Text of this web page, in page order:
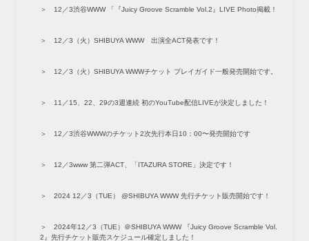
12／3渋谷WWW 「『Juicy Groove Scramble Vol.2』LIVE Photo掲載！
12／3（火）SHIBUYA WWW 出演全ACT発表です！
12／3（火）SHIBUYA WWWチケット プレイガイド一般発売開始です。
11／15、22、29の3週連続 初のYouTube配信LIVEが決定しました！
12／3渋谷WWWのチケット2次先行本日10：00〜発売開始です
12／3www 第二弾ACT、「ITAZURA STORE」決定です！
2024 12／3（TUE） @SHIBUYA WWW 先行チケット販売開始です！
2024年12／3（TUE）＠SHIBUYA WWW 『Juicy Groove Scramble Vol.
2』先行チケット販売スケジュール確定しました！